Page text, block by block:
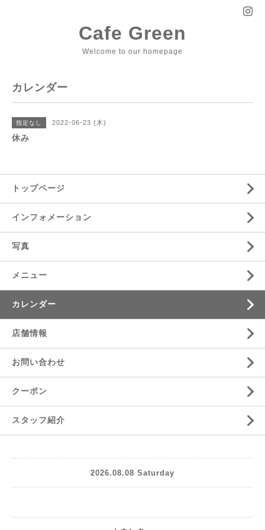
Cafe Green
Welcome to our homepage
カレンダー
指定なし 2022-06-23 (木)
休み
トップページ
インフォメーション
写真
メニュー
カレンダー
店舗情報
お問い合わせ
クーポン
スタッフ紹介
2026.08.08 Saturday